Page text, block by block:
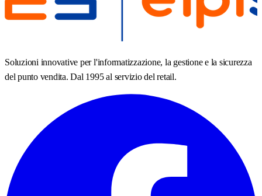
Soluzioni innovative per l'informatizzazione, la gestione e la sicurezza
del punto vendita. Dal 1995 al servizio del retail.